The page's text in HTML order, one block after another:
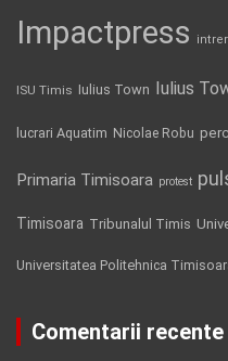
Impactpress
ISU Timis Iulius Town Iulius
lucrari Aquatim Nicolae Robu
Primaria Timisoara protest
Timisoara Tribunalul Timis
Universitatea Politehnica
Comentarii recente